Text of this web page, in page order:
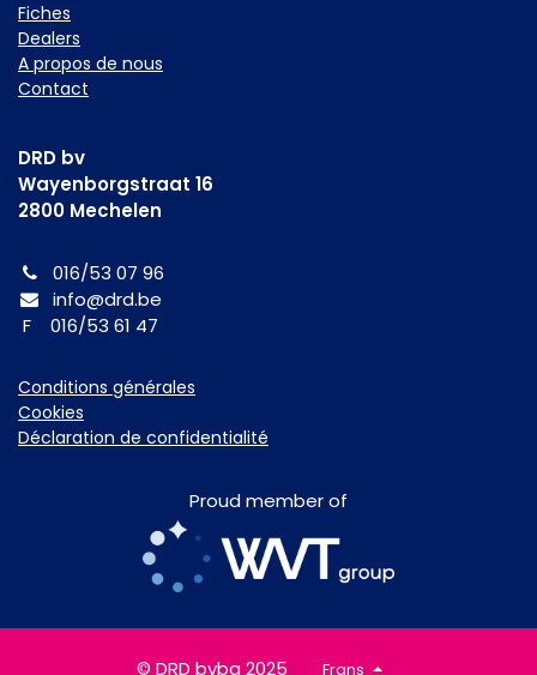
Fiche​s
Dealers
A propos de nous
Contact
DRD bv
Wayenborgstraat 16
2800 Mechelen
016/53 07 96
info@drd.be
F 016/53 61 47
Conditions générales
Cookies
Déclaration de confidentialité
Proud member of
© DRD bvba 2025 Frans